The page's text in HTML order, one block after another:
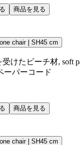
商品を見る
chair | SH45 cm
けたビーチ材, soft
ーパーコード
商品を見る
chair | SH45 cm